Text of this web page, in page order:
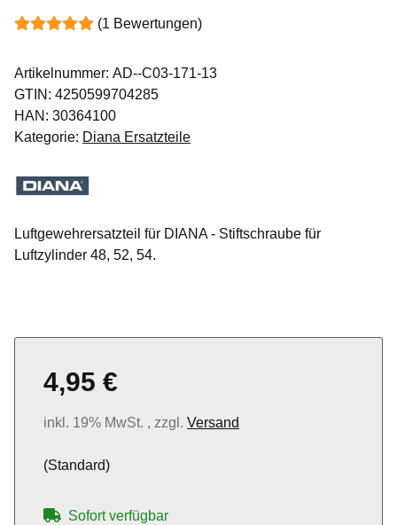
(1 Bewertungen)
Artikelnummer: AD--C03-171-13
GTIN: 4250599704285
HAN: 30364100
Kategorie: Diana Ersatzteile
Luftgewehrersatzteil für DIANA - Stiftschraube für
Luftzylinder 48, 52, 54.
4,95 €
inkl. 19% MwSt. , zzgl. Versand
(Standard)
Sofort verfügbar